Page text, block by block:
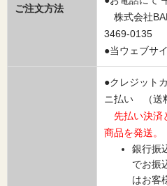
ご注文方法
株式会社
3469-0135
●当ウェブサ
●クレジット
ニ払い （送
先払い決済
商品を発送。
銀行振
でお振
はお客